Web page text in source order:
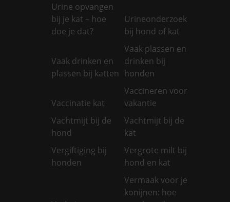
Urine opvangen
bij je kat – hoe
doe je dat?
Urineonderzoek
bij hond of kat
Vaak drinken en
plassen bij katten
Vaak plassen en
drinken bij
honden
Vaccinatie kat
Vaccineren voor
vakantie
Vachtmijt bij de
hond
Vachtmijt bij de
kat
Vergiftiging bij
honden
Vergrote milt bij
hond en kat
Vermaak voor je
konijnen: hoe